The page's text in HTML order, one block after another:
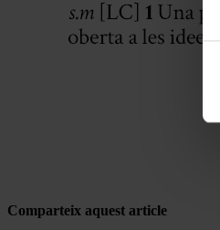
Comparteix aquest article